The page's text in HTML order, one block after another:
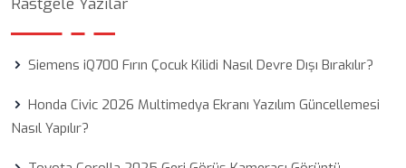
Siemens iQ700 Fırın Çocuk Kilidi Nasıl Devre Dışı Bırakılır?
Honda Civic 2026 Multimedya Ekranı Yazılım Güncellemesi
Nasıl Yapılır?